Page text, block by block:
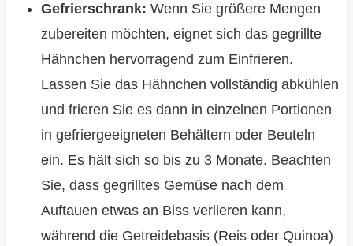
Gefrierschrank: Wenn Sie größere Mengen
zubereiten möchten, eignet sich das gegrillte
Hähnchen hervorragend zum Einfrieren.
Lassen Sie das Hähnchen vollständig abkühlen
und frieren Sie es dann in einzelnen Portionen
in gefriergeeigneten Behältern oder Beuteln
ein. Es hält sich so bis zu 3 Monate. Beachten
Sie, dass gegrilltes Gemüse nach dem
Auftauen etwas an Biss verlieren kann,
während die Getreidebasis (Reis oder Quinoa)